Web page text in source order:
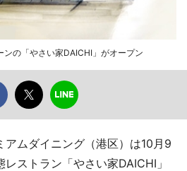
の「やさい家DAICHI」がオープン
ムダイニング（港区）は10月9
ストラン「やさい家DAICHI」